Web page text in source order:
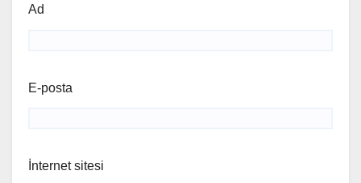
Ad
E-posta
İnternet sitesi